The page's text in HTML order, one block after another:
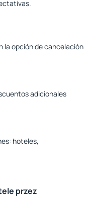
la opción de cancelación
adicionales
hoteles,
przez